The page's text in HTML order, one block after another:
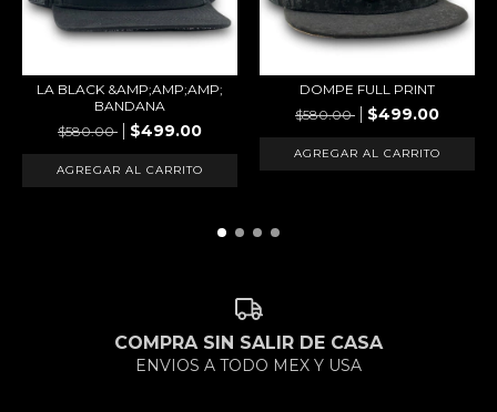
LA BLACK &AMP;AMP;AMP;
BANDANA
$580.00
$499.00
DOMPE FULL PRINT
$580.00
$499.00
COMPRA SIN SALIR DE CASA
ENVIOS A TODO MEX Y USA